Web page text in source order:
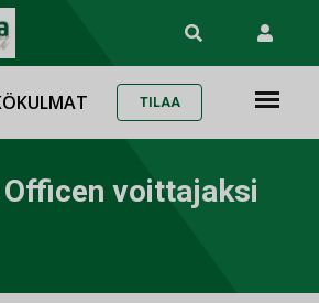
TILAA
Officen voittajaksi